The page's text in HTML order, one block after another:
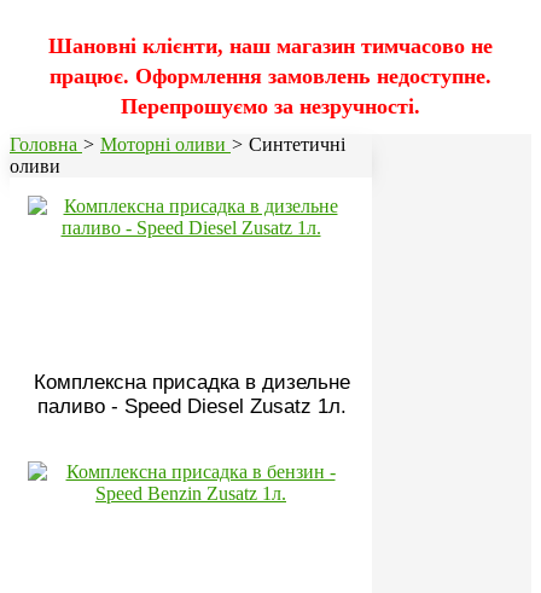
Шановні клієнти, наш магазин тимчасово не
працює. Оформлення замовлень недоступне.
Перепрошуємо за незручності.
Головна > Моторні оливи > Синтетичні
оливи
Комплексна присадка в дизельне
паливо - Speed Diesel Zusatz 1л.